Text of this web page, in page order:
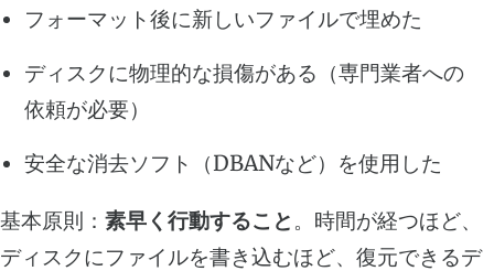
フォーマット後に新しいファイルで埋めた
ディスクに物理的な損傷がある（専門業者への
依頼が必要）
安全な消去ソフト（DBANなど）を使用した
基本原則： 素早く行動すること 。時間が経つほど、
ディスクにファイルを書き込むほど、復元できるデ